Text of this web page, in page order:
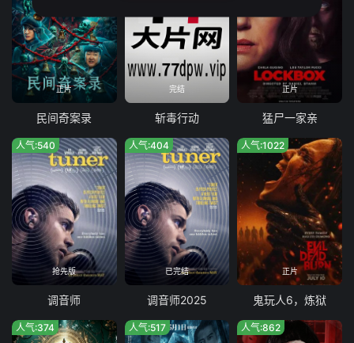
正片
民间奇案录
完结
斩毒行动
正片
猛尸一家亲
抢先版
人气:540
调音师
已完结
人气:404
调音师2025
正片
人气:1022
鬼玩人6，炼狱
人气:374 人气:517 人气:862